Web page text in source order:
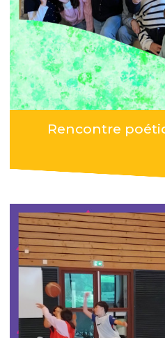
Rencontre